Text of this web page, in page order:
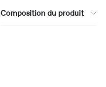
Composition du produit